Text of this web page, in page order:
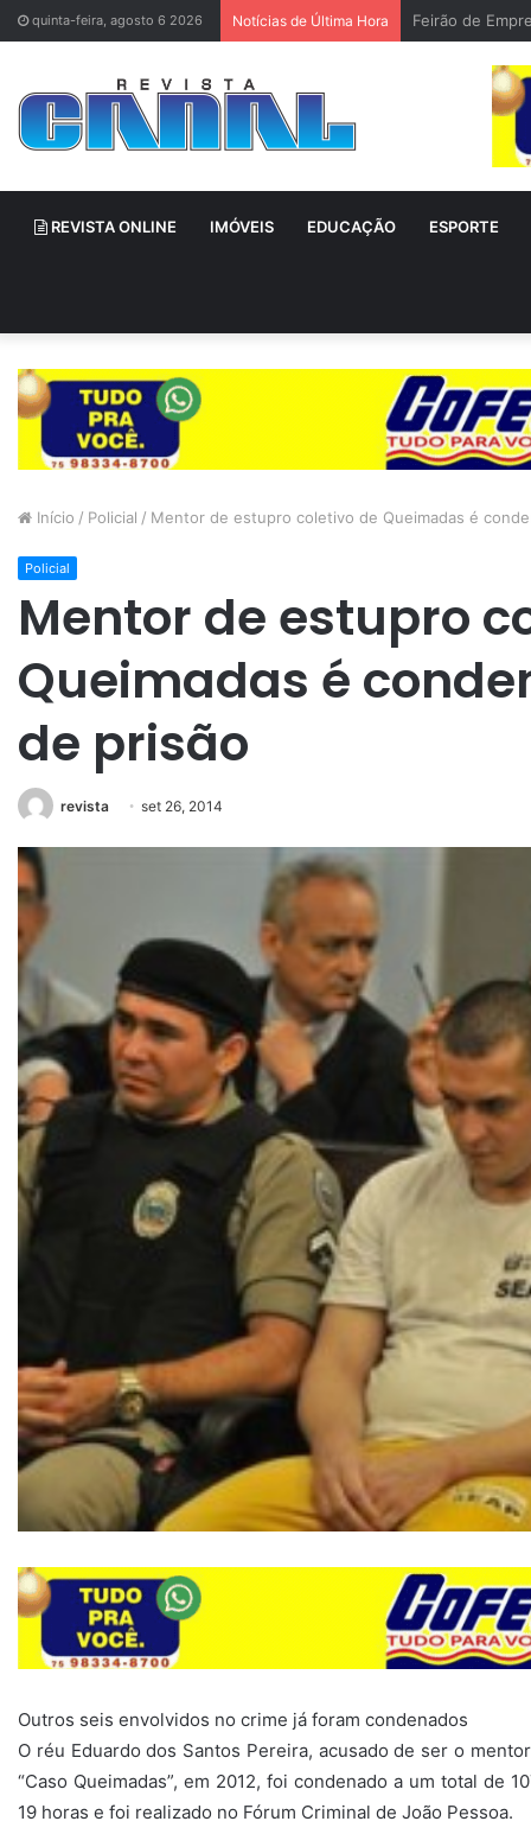
quinta-feira, agosto 6 2026 Notícias de Última Hora
REVISTA ONLINE IMÓVEIS EDUCAÇÃO ESPORTE
Início / Policial / Mentor de estupro coletivo de Queimadas é
Policial
Mentor de estupro
Queimadas é
de prisão
revista set 26, 2014
Outros seis envolvidos no crime já foram condenados
O réu Eduardo dos Santos Pereira, acusado de ser o
“Caso Queimadas”, em 2012, foi condenado a um total de
19 horas e foi realizado no Fórum Criminal de João Pessoa.